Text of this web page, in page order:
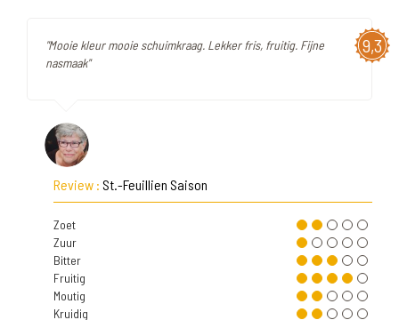
9,3
"Mooie kleur mooie schuimkraag. Lekker fris, fruitig. Fijne
nasmaak"
Review : St.-Feuillien Saison
Zoet
Zuur
Bitter
Fruitig
Moutig
Kruidig